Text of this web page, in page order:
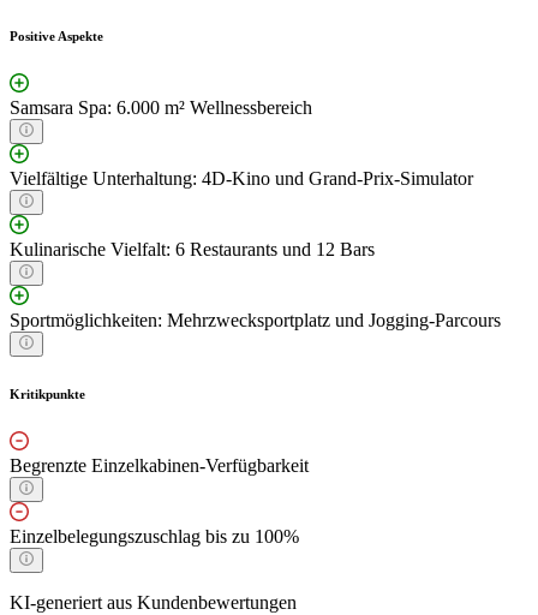
Positive Aspekte
Samsara Spa: 6.000 m² Wellnessbereich
Vielfältige Unterhaltung: 4D-Kino und Grand-Prix-Simulator
Kulinarische Vielfalt: 6 Restaurants und 12 Bars
Sportmöglichkeiten: Mehrzwecksportplatz und Jogging-Parcours
Kritikpunkte
Begrenzte Einzelkabinen-Verfügbarkeit
Einzelbelegungszuschlag bis zu 100%
KI-generiert aus Kundenbewertungen